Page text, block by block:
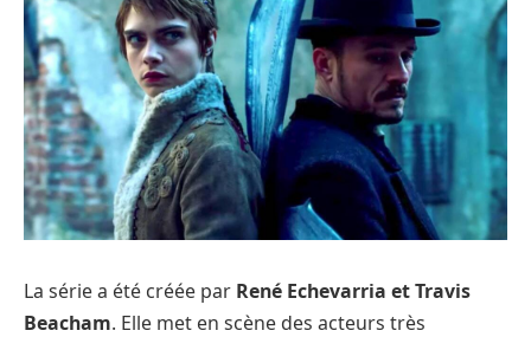
La série a été créée par René Echevarria et Travis
Beacham. Elle met en scène des acteurs très